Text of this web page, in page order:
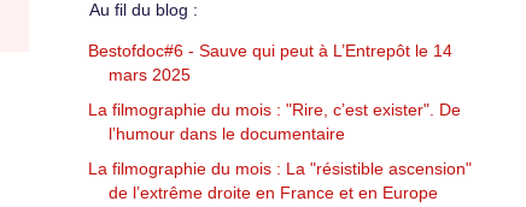
Au fil du blog :
Bestofdoc#6 - Sauve qui peut à L’Entrepôt le 14
mars 2025
La filmographie du mois : "Rire, c’est exister". De
l’humour dans le documentaire
La filmographie du mois : La "résistible ascension"
de l’extrême droite en France et en Europe